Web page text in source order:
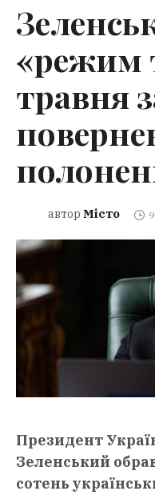
«режим
травня
автор Місто
Президент
Зеленський
сотень